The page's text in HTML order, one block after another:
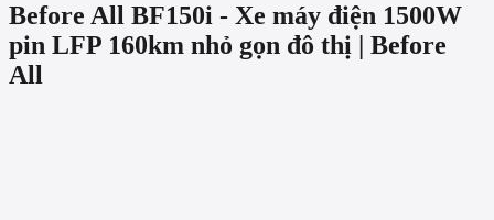
Before All BF150i - Xe máy điện 1500W
pin LFP 160km nhỏ gọn đô thị | Before
All